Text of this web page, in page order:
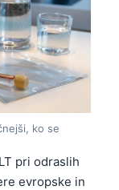
ko se
pri odraslih
evropske in